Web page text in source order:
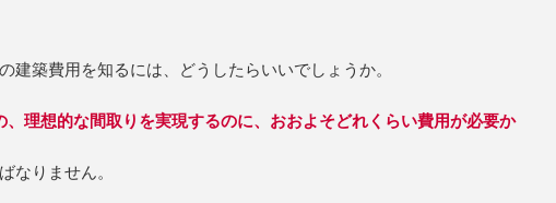
建築費用を知るには、どうしたらいいでしょうか。
、理想的な間取りを実現するのに、おおよそどれくらい費用が必要か
なりません。